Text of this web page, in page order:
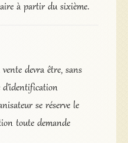
à partir du sixième.
devra être, sans
se réserve le
toute demande